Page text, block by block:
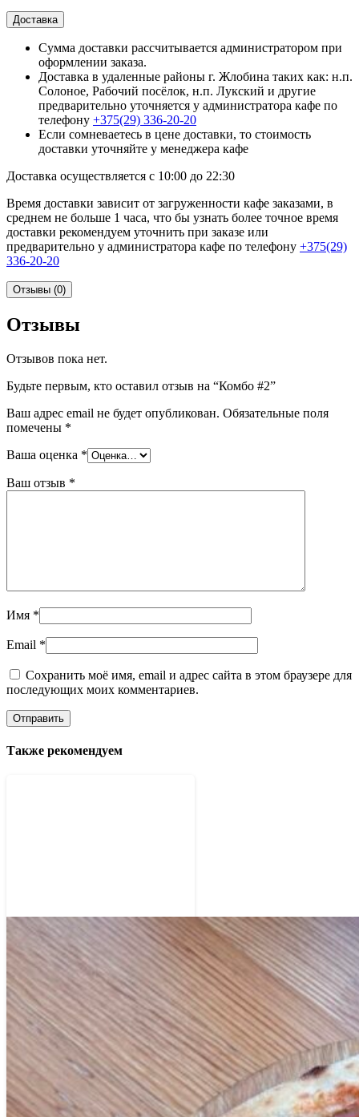
Доставка
Сумма доставки рассчитывается администратором при
оформлении заказа.
Доставка в удаленные районы г. Жлобина таких как: н.п.
Солоное, Рабочий посёлок, н.п. Лукский и другие
предварительно уточняется у администратора кафе по
телефону +375(29) 336-20-20
Если сомневаетесь в цене доставки, то стоимость
доставки уточняйте у менеджера кафе
Доставка осуществляется с 10:00 до 22:30
Время доставки зависит от загруженности кафе заказами, в
среднем не больше 1 часа, что бы узнать более точное время
доставки рекомендуем уточнить при заказе или
предварительно у администратора кафе по телефону +375(29)
336-20-20
Отзывы (0)
Отзывы
Отзывов пока нет.
Будьте первым, кто оставил отзыв на “Комбо #2”
Ваш адрес email не будет опубликован. Обязательные поля
помечены *
Ваша оценка *
Ваш отзыв *
Имя *
Email *
Сохранить моё имя, email и адрес сайта в этом браузере для
последующих моих комментариев.
Также рекомендуем